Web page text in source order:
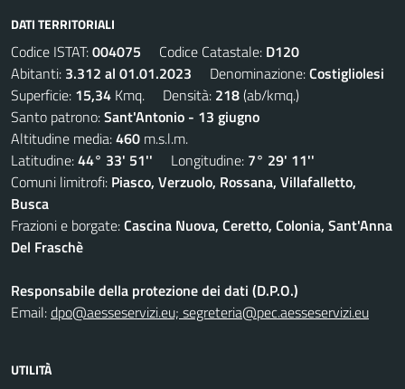
DATI TERRITORIALI
Codice ISTAT:004075 Codice Catastale: D120
Abitanti: 3.312 al 01.01.2023 Denominazione:Costigliolesi
Superficie: 15,34 Kmq. Densità: 218(ab/kmq.)
Santo patrono:Sant'Antonio - 13 giugno
Altitudine media:460 m.s.l.m.
Latitudine:44° 33' 51'' Longitudine: 7° 29' 11''
Comuni limitrofi: Piasco, Verzuolo, Rossana, Villafalletto,
Busca
Frazioni e borgate:Cascina Nuova, Ceretto, Colonia, Sant'Anna
Del Fraschè
Responsabile della protezione dei dati (D.P.O.)
Email:dpo@aesseservizi.eu; segreteria@pec.aesseservizi.eu
UTILITÀ